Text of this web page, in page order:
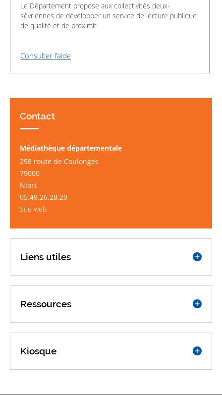
Le Département propose aux collectivités deux-
sévriennes de développer un service de lecture publique
de qualité et de proximit
Consulter l’aide
Contact
Médiathèque départementale
298 route de Coulonges
79000
Niort
05.49.26.28.20
Site web
Liens utiles
Ressources
Kiosque